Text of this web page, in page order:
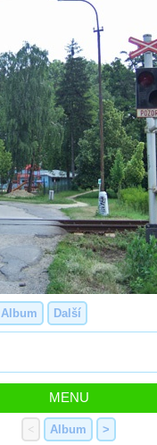
Album Další
MENU
< Album >